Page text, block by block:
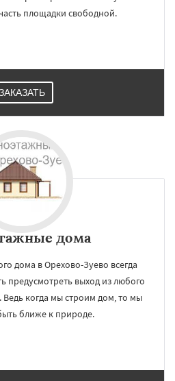
площадки свободной.
дома
дома в Орехово-Зуево всегда
предусмотреть выход из любого
когда мы строим дом, то мы
ближе к природе.